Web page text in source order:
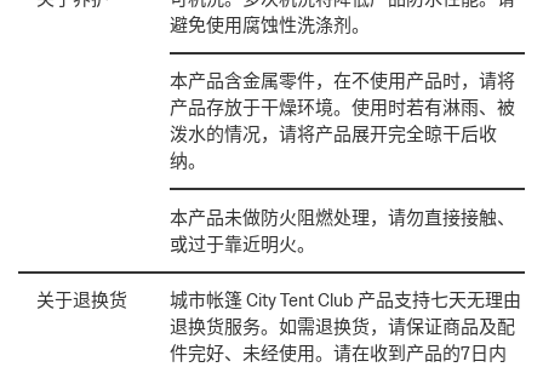
避免使用腐蚀性洗涤剂。
本产品含金属零件，在不使用产品时，请将
产品存放于干燥环境。使用时若有淋雨、被
泼水的情况，请将产品展开完全晾干后收
纳。
本产品未做防火阻燃处理，请勿直接接触、
或过于靠近明火。
关于退换货
城市帐篷 City Tent Club 产品支持七天无理由
退换货服务。如需退换货，请保证商品及配
件完好、未经使用。请在收到产品的7日内